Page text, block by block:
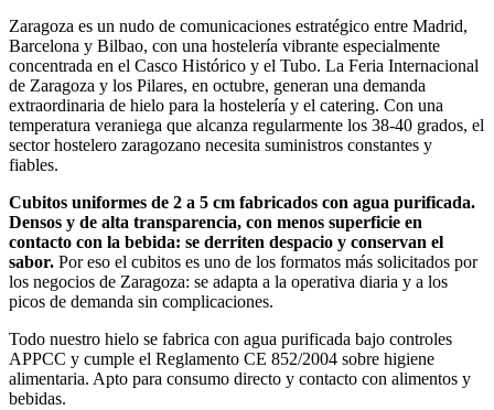
Zaragoza es un nudo de comunicaciones estratégico entre Madrid,
Barcelona y Bilbao, con una hostelería vibrante especialmente
concentrada en el Casco Histórico y el Tubo. La Feria Internacional
de Zaragoza y los Pilares, en octubre, generan una demanda
extraordinaria de hielo para la hostelería y el catering. Con una
temperatura veraniega que alcanza regularmente los 38-40 grados, el
sector hostelero zaragozano necesita suministros constantes y
fiables.
Cubitos uniformes de 2 a 5 cm fabricados con agua purificada.
Densos y de alta transparencia, con menos superficie en
contacto con la bebida: se derriten despacio y conservan el
sabor. Por eso el cubitos es uno de los formatos más solicitados por
los negocios de Zaragoza: se adapta a la operativa diaria y a los
picos de demanda sin complicaciones.
Todo nuestro hielo se fabrica con agua purificada bajo controles
APPCC y cumple el Reglamento CE 852/2004 sobre higiene
alimentaria. Apto para consumo directo y contacto con alimentos y
bebidas.